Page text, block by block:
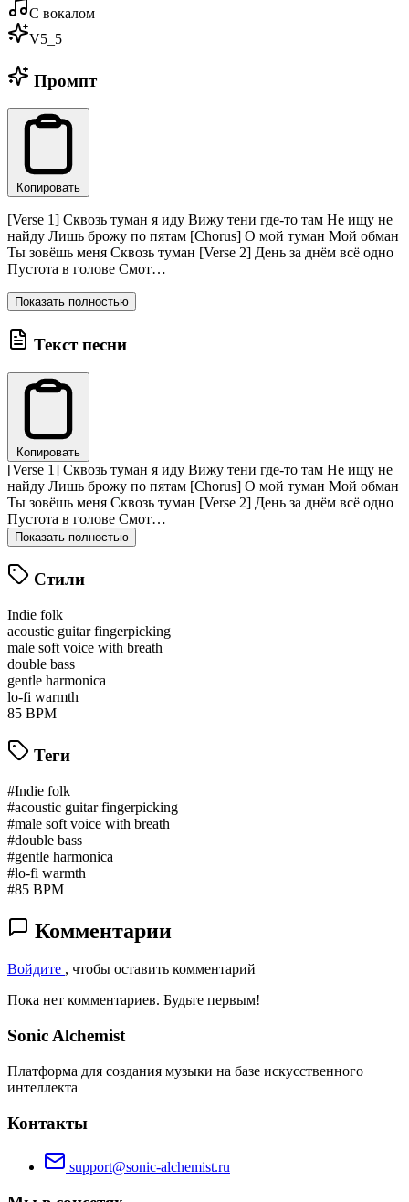
С вокалом
V5_5
Промпт
Копировать
[Verse 1] Сквозь туман я иду Вижу тени где-то там Не ищу не
найду Лишь брожу по пятам [Chorus] О мой туман Мой обман
Ты зовёшь меня Сквозь туман [Verse 2] День за днём всё одно
Пустота в голове Смот…
Показать полностью
Текст песни
Копировать
[Verse 1] Сквозь туман я иду Вижу тени где-то там Не ищу не
найду Лишь брожу по пятам [Chorus] О мой туман Мой обман
Ты зовёшь меня Сквозь туман [Verse 2] День за днём всё одно
Пустота в голове Смот…
Показать полностью
Стили
Indie folk
acoustic guitar fingerpicking
male soft voice with breath
double bass
gentle harmonica
lo-fi warmth
85 BPM
Теги
#Indie folk
#acoustic guitar fingerpicking
#male soft voice with breath
#double bass
#gentle harmonica
#lo-fi warmth
#85 BPM
Комментарии
Войдите , чтобы оставить комментарий
Пока нет комментариев. Будьте первым!
Sonic Alchemist
Платформа для создания музыки на базе искусственного
интеллекта
Контакты
support@sonic-alchemist.ru